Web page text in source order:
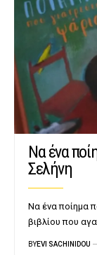
Να ένα
Σελήνη
Να ένα ποίημα
βιβλίου που
BYEVI SACHINIDOU